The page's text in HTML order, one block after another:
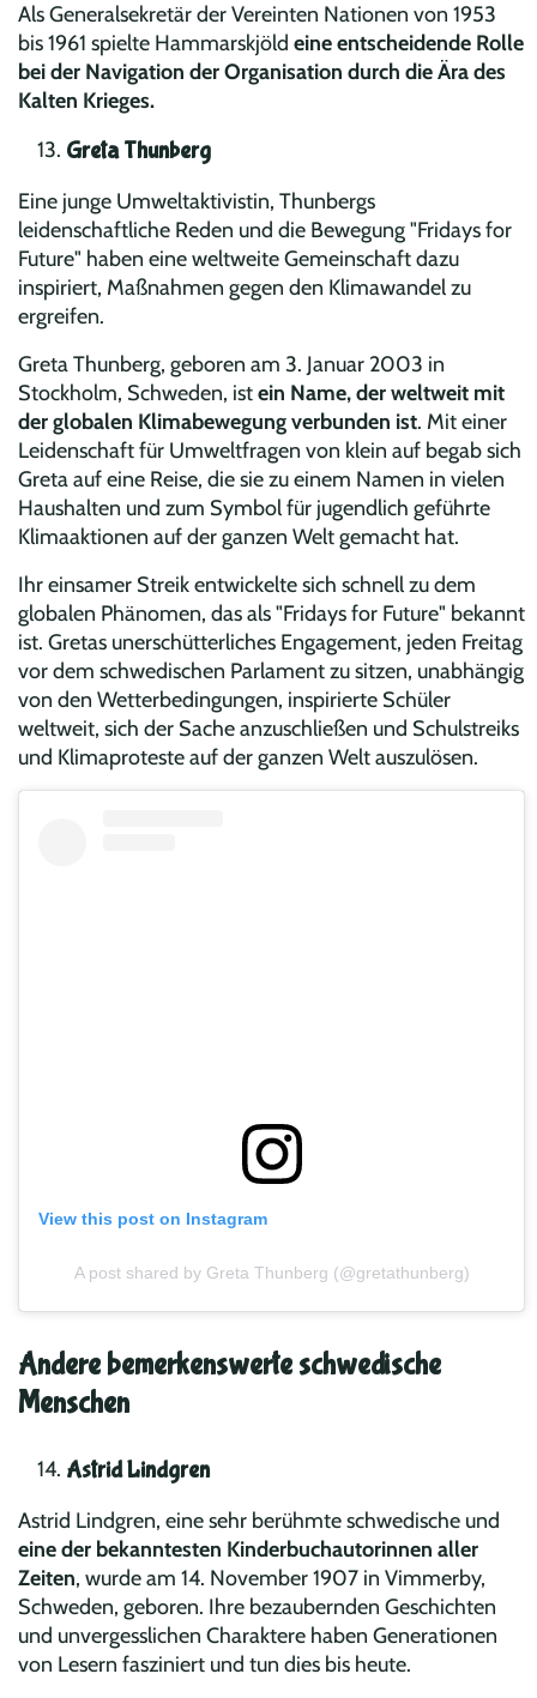
Als Generalsekretär der Vereinten Nationen von 1953
bis 1961 spielte Hammarskjöld eine entscheidende Rolle
bei der Navigation der Organisation durch die Ära des
Kalten Krieges.
Greta Thunberg
Eine junge Umweltaktivistin, Thunbergs
leidenschaftliche Reden und die Bewegung "Fridays for
Future" haben eine weltweite Gemeinschaft dazu
inspiriert, Maßnahmen gegen den Klimawandel zu
ergreifen.
Greta Thunberg, geboren am 3. Januar 2003 in
Stockholm, Schweden, istein Name, der weltweit mit
der globalen Klimabewegung verbunden ist. Mit einer
Leidenschaft für Umweltfragen von klein auf begab sich
Greta auf eine Reise, die sie zu einem Namen in vielen
Haushalten und zum Symbol für jugendlich geführte
Klimaaktionen auf der ganzen Welt gemacht hat.
Ihr einsamer Streik entwickelte sich schnell zu dem
globalen Phänomen, das als "Fridays for Future" bekannt
ist. Gretas unerschütterliches Engagement, jeden Freitag
vor dem schwedischen Parlament zu sitzen, unabhängig
von den Wetterbedingungen, inspirierte Schüler
weltweit, sich der Sache anzuschließen und Schulstreiks
und Klimaproteste auf der ganzen Welt auszulösen.
View this post on Instagram
A post shared by Greta Thunberg (@gretathunberg)
Andere bemerkenswerte schwedische
Menschen
Astrid Lindgren
Astrid Lindgren, eine sehr berühmte schwedische und
eine der bekanntesten Kinderbuchautorinnen aller
Zeiten, wurde am 14. November 1907 in Vimmerby,
Schweden, geboren. Ihre bezaubernden Geschichten
und unvergesslichen Charaktere haben Generationen
von Lesern fasziniert und tun dies bis heute.